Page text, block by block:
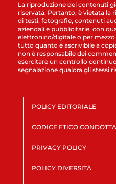
La riproduzione dei contenuti
riservata. Pertanto, è vietata la
di testi, fotografie, contenuti
aziendali e pubblicitarie, con
elettronico/digitale o per
tutto quanto è ascrivibile a
non è responsabile dei
esercitare un controllo
segnalazione qualora gli stessi
POLICY EDITORIALE
CODICE ETICO CONDOTTA
PRIVACY POLICY
POLICY DIVERSITÀ